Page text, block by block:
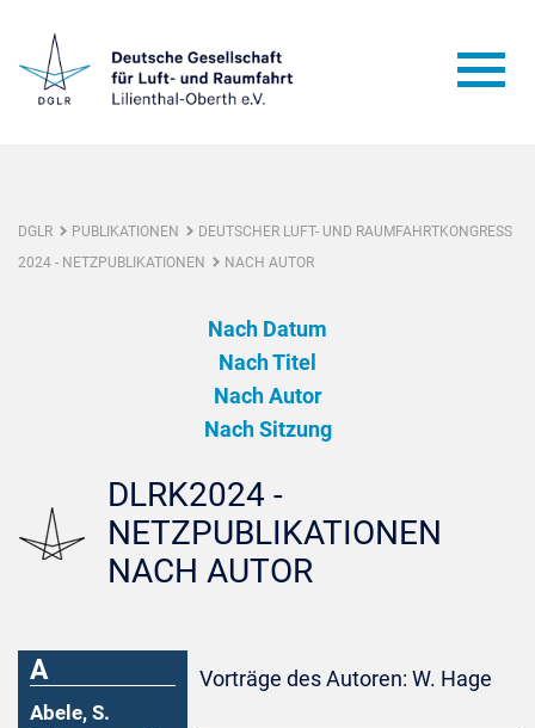
DGLR PUBLIKATIONEN
DEUTSCHER LUFT- UND RAUMFAHRTKONGRESS
2024 - NETZPUBLIKATIONEN
NACH AUTOR
Nach Datum
Nach Titel
Nach Autor
Nach Sitzung
DLRK2024 -
NETZPUBLIKATIONEN
NACH AUTOR
A
Abele, S.
Vorträge des Autoren: W. Hage